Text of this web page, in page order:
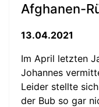
Afghanen-
13.04.2021
Im April letzten
Johannes
Leider stellte
der Bub so gar